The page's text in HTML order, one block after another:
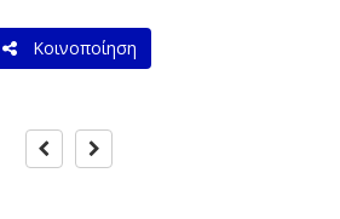
Κοινοποίηση